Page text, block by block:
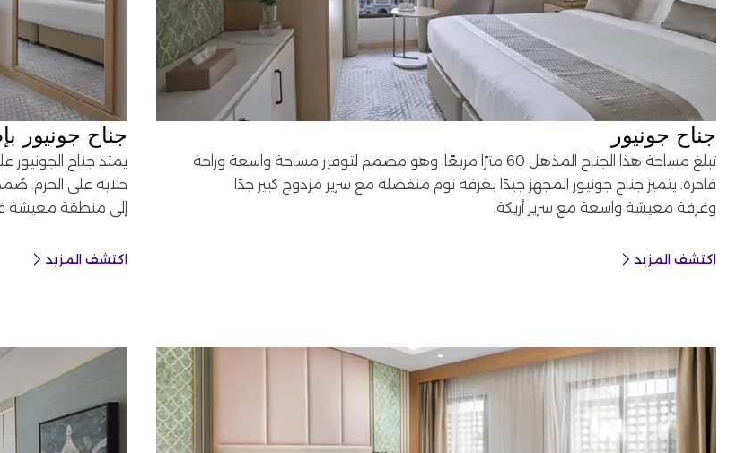
جناح جونيور
تبلغ مساحة هذا الجناح المذهل 60 مترًا مربعًا، وهو مصمم لتوفير مساحة واسعة وراحة
فاخرة. يتميز جناح جونيور المجهز جيدًا بغرفة نوم منفصلة مع سرير مزدوج كبير جدًا
وغرفة معيشة واسعة مع سرير أريكة،
اكتشف المزيد
جناح جونيور
يمتد جناح الجونيور
خلابة على الحرم.
إلى منطقة معيشة
اكتشف المزيد